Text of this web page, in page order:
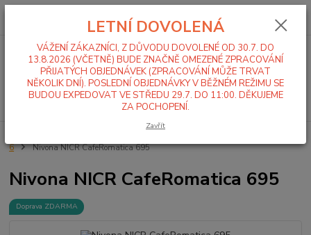
Menu
Hledat
0,00 Kč
6
Nivona NICR CafeRomatica 695
Nivona NICR CafeRomatica 695
Doprava ZDARMA
LETNÍ DOVOLENÁ
VÁŽENÍ ZÁKAZNÍCI, Z DŮVODU DOVOLENÉ OD 30.7. DO
13.8.2026 (VČETNĚ) BUDE ZNAČNĚ OMEZENÉ ZPRACOVÁNÍ
PŘIJATÝCH OBJEDNÁVEK (ZPRACOVÁNÍ MŮŽE TRVAT
NĚKOLIK DNÍ). POSLEDNÍ OBJEDNÁVKY V BĚŽNÉM REŽIMU SE
BUDOU EXPEDOVAT VE STŘEDU 29.7. DO 11:00. DĚKUJEME
ZA POCHOPENÍ.
Zavřít